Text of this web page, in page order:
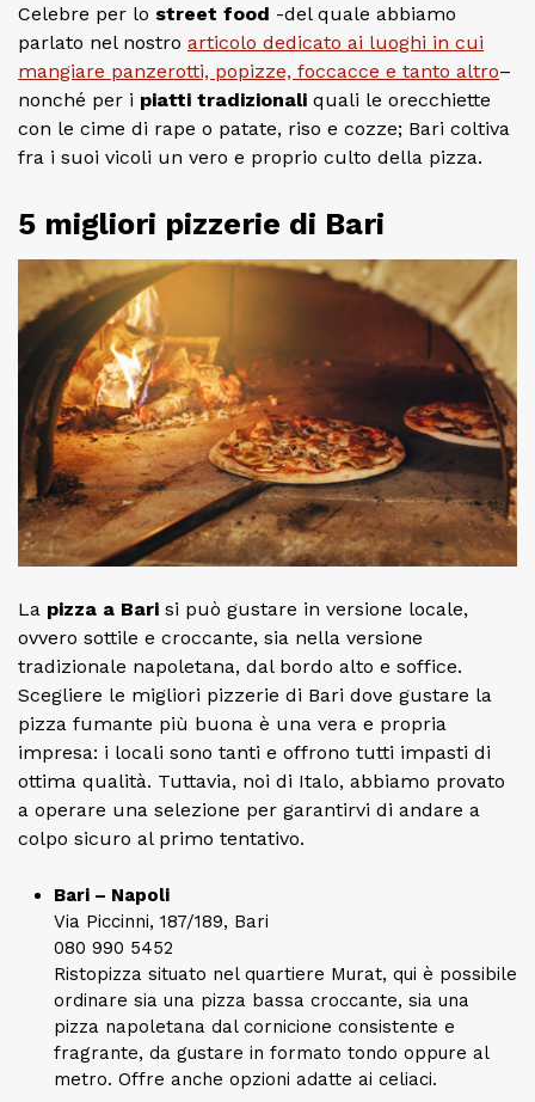
Celebre per lo street food -del quale abbiamo
parlato nel nostro articolo dedicato ai luoghi in cui
mangiare panzerotti, popizze, foccacce e tanto altro–
nonché per i piatti tradizionali quali le orecchiette
con le cime di rape o patate, riso e cozze; Bari coltiva
fra i suoi vicoli un vero e proprio culto della pizza.
5 migliori pizzerie di Bari
La pizza a Bari si può gustare in versione locale,
ovvero sottile e croccante, sia nella versione
tradizionale napoletana, dal bordo alto e soffice.
Scegliere le migliori pizzerie di Bari dove gustare la
pizza fumante più buona è una vera e propria
impresa: i locali sono tanti e offrono tutti impasti di
ottima qualità. Tuttavia, noi di Italo, abbiamo provato
a operare una selezione per garantirvi di andare a
colpo sicuro al primo tentativo.
Bari – Napoli
Via Piccinni, 187/189, Bari
080 990 5452
Ristopizza situato nel quartiere Murat, qui è possibile
ordinare sia una pizza bassa croccante, sia una
pizza napoletana dal cornicione consistente e
fragrante, da gustare in formato tondo oppure al
metro. Offre anche opzioni adatte ai celiaci.